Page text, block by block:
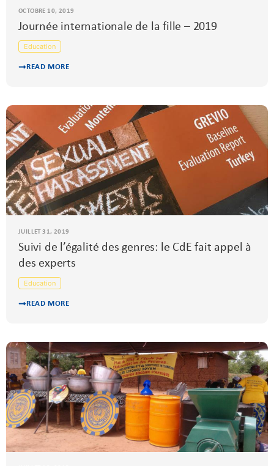
OCTOBRE 10, 2019
Journée internationale de la fille – 2019
Education
READ MORE
JUILLET 31, 2019
Suivi de l’égalité des genres: le CdE fait appel à
des experts
Education
READ MORE